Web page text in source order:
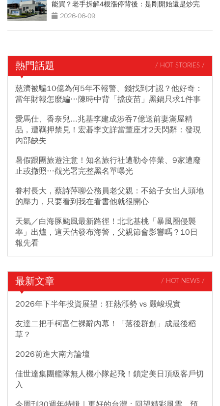
能買？老手拆解4根漲停背後：是剛開始還是炒完
了？2026-06-09
熱門話題 / HOT STORIES /
慈濟被騙10億為何5年不報警、錢找到才認？他好奇：
當年財報怎麼編…陳時中背「擋疫苗」黑鍋只求1件事
愛馬仕、香奈兒...兆基李建成涉吞7億送前妻滿屋精
品，遭羈押禁見！宏碁李文詳當董座才2天閃辭：發現
內部缺失
暑假跟團旅遊注意！知名旅行社遭勒令停業、9家遭廢
止或撤照…觀光署完整黑名單曝光
眷村長大，蔡詩萍聊公務員老父親：不給子女出人頭地
的壓力，只要看到我在看書他就很開心
天氣／白海豚颱風最新路徑！北北基桃「暴風圈侵襲
率」出爐，這天估發布海警，父親節會影響嗎？10日
報先看
最新文章 / HOT NEWS /
2026年下半年投資展望：狂熱漲勢 vs 嚴峻現實
友達二把手柯富仁裸辭內幕！「落後群創」成最後稻
草？
2026前進大南方論壇
佳世達集團艦隊無人機小隊起飛！鎖定美日頂級客戶切
入